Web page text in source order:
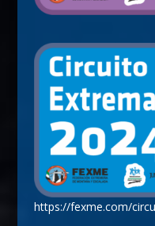
https://fexme.com/